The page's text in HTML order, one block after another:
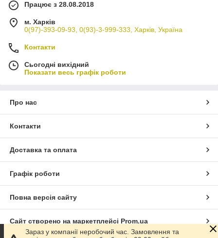
Працює з 28.08.2018
м. Харків
0(97)-393-09-93, 0(93)-3-999-333, Харків, Україна
Контакти
Сьогодні вихідний
Показати весь графік роботи
Про нас
Контакти
Доставка та оплата
Графік роботи
Повна версія сайту
Сайт створено на маркетплейсі Prom.ua
Зараз у компанії неробочий час. Замовлення та